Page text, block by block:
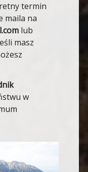
termin
maila na
lub
masz
w